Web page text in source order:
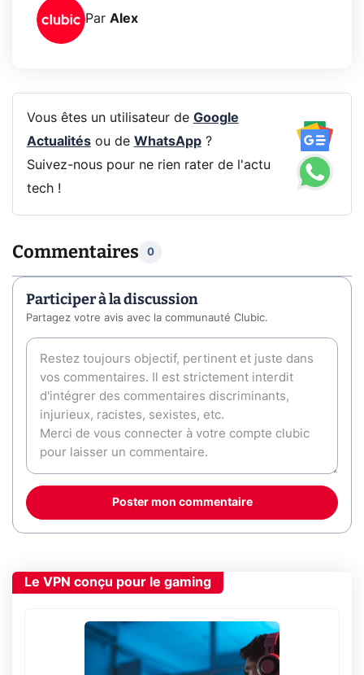
Par Alex
Vous êtes un utilisateur de Google
Actualitésou de WhatsApp?
Suivez-nous pour ne rien rater de l'actu
tech !
Commentaires 0
Participer à la discussion
Partagez votre avis avec la communauté Clubic.
Poster mon commentaire
Le VPN conçu pour le gaming